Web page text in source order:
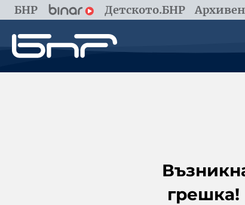
БНР Детското.БНР
грешка!